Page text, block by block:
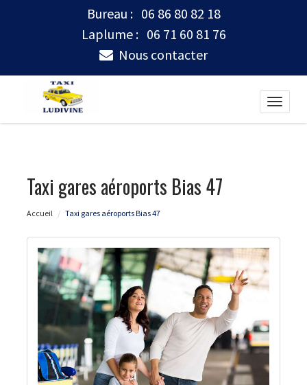
Bureau : 06 86 80 82 18
Laplume : 06 71 60 81 76
Nous contacter
Toggle
Taxi gares aéroports Bias 47
Accueil Taxi gares aéroports Bias 47